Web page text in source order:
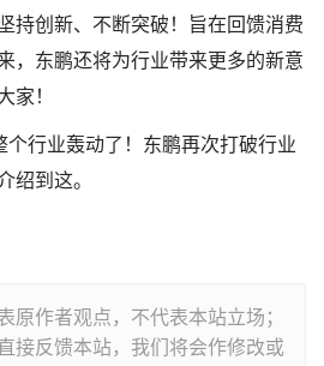
持创新、不断突破！旨在回馈消费
，东鹏还将为行业带来更多的新意
家！
个行业轰动了！东鹏再次打破行业
绍到这。
原作者观点，不代表本站立场；
接反馈本站，我们将会作修改或